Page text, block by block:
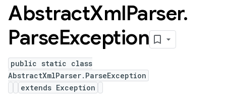
AbstractXmlParser.
ParseException
public static class
AbstractXmlParser.ParseException
extends Exception